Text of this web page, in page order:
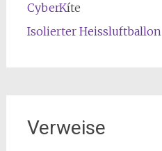
CyberKíte
Isolierter Heissluftballon
Verweise